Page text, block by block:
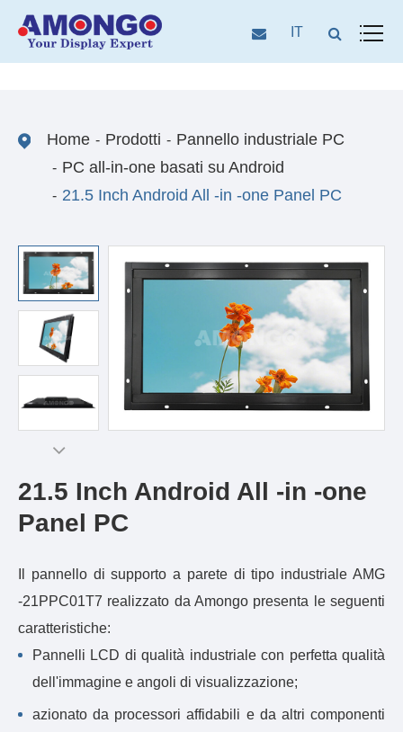
IT
Home Prodotti
Pannello industriale PC
PC all-in-one basati su Android
21.5 Inch Android All -in -one Panel PC
21.5 Inch Android All -in -one
Panel PC
Il pannello di supporto a parete di tipo industriale AMG
-21PPC01T7 realizzato da Amongo presenta le seguenti
caratteristiche:
Pannelli LCD di qualità industriale con perfetta qualità
dell'immagine e angoli di visualizzazione;
azionato da processori affidabili e da altri componenti